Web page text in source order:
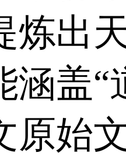
炼出
涵盖“
原始